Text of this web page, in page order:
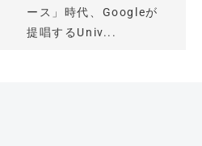
ース」時代、Googleが
提唱するUniv...